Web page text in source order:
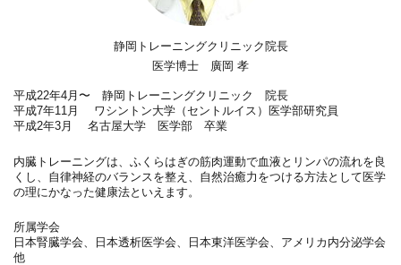
静岡トレーニングクリニック院長
医学博士 廣岡 孝
平成22年4月〜 静岡トレーニングクリニック 院長
平成7年11月 ワシントン大学（セントルイス）医学部研究員
平成2年3月 名古屋大学 医学部 卒業
内臓トレーニングは、ふくらはぎの筋肉運動で血液とリンパの流れを良
くし、自律神経のバランスを整え、自然治癒力をつける方法として医学
の理にかなった健康法といえます。
所属学会
日本腎臓学会、日本透析医学会、日本東洋医学会、アメリカ内分泌学会
他